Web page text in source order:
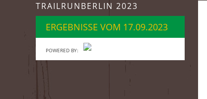
TRAILRUNBERLIN 2023
ERGEBNISSE VOM 17.09.2023
POWERED BY: